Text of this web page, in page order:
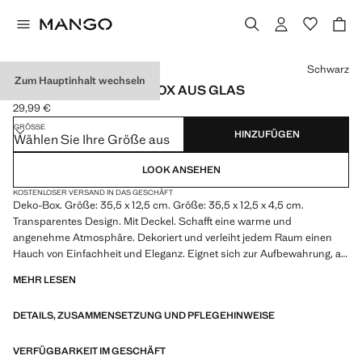
Zum Hauptinhalt wechseln
MITTLERE SCHMUCKBOX AUS GLAS
Aktueller Preis [29,99 € ]
29,99 €
Wählen Sie eine Farbe
Schwarz
GRÖSSE
Wählen Sie Ihre Größe aus HINZUFÜGEN
LOOK ANSEHEN
KOSTENLOSER VERSAND IN DAS GESCHÄFT
Deko-Box. Größe: 35,5 x 12,5 cm. Größe: 35,5 x 12,5 x 4,5 cm.
Transparentes Design. Mit Deckel. Schafft eine warme und
angenehme Atmosphäre. Dekoriert und verleiht jedem Raum einen
Hauch von Einfachheit und Eleganz. Eignet sich zur Aufbewahrung, als
Größen erhältlich. Mit weiteren Artikeln aus der Kollektion
MEHR LESEN
DETAILS, ZUSAMMENSETZUNG UND PFLEGEHINWEISE
VERFÜGBARKEIT IM GESCHÄFT